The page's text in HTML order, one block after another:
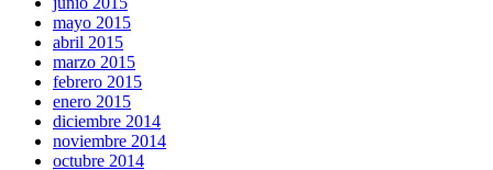
mayo 2015
abril 2015
marzo 2015
febrero 2015
enero 2015
diciembre 2014
noviembre 2014
octubre 2014